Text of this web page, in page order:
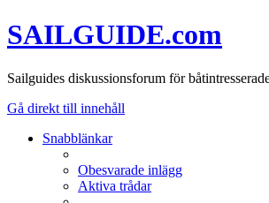
SAILGUIDE.com
Sailguides diskussionsforum för
Gå direkt till innehåll
Snabblänkar
Obesvarade inlägg
Aktiva trådar